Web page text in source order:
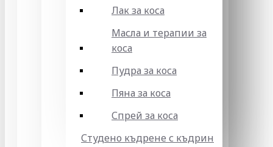
Лак за коса
Масла и терапии за
коса
Пудра за коса
Пяна за коса
Спрей за коса
Студено къдрене с къдрин